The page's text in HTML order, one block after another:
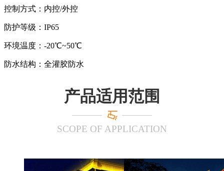
控制方式：内控/外控
防护等级：IP65
环境温度：-20℃~50℃
防水结构：全灌胶防水
产品适用范围
SCOPE OF APPLICATION